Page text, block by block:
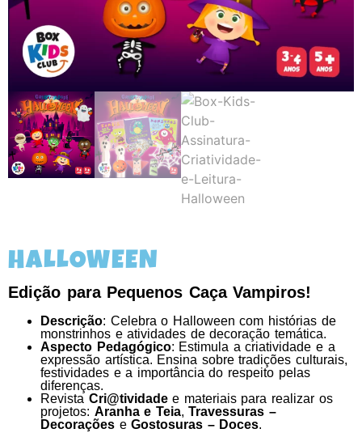
HALLOWEEN
Edição para Pequenos Caça Vampiros!
Descrição: Celebra o Halloween com histórias de
monstrinhos e atividades de decoração temática.
Aspecto Pedagógico: Estimula a criatividade e a
expressão artística. Ensina sobre tradições culturais,
festividades e a importância do respeito pelas
diferenças.
Revista Cri@tividadee materiais para realizar os
projetos: Aranha e Teia,Travessuras –
Decorações eGostosuras – Doces.